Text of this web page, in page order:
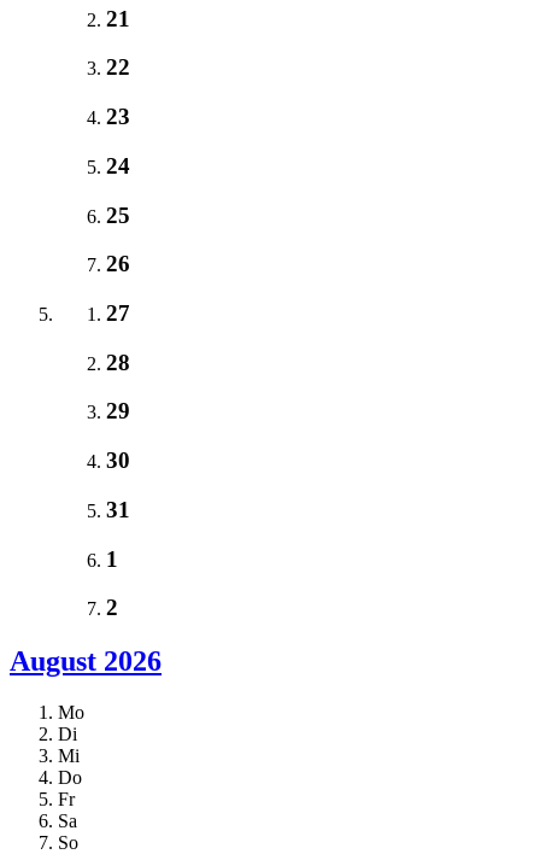
21
22
23
24
25
26
27
28
29
30
31
1
2
August 2026
Mo
Di
Mi
Do
Fr
Sa
So